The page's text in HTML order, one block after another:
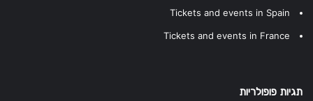
Tickets and events in Spain
Tickets and events in France
תגיות פופולריות